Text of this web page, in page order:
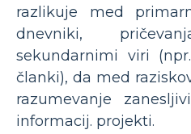
razlikuje med
dnevniki,
sekundarnimi viri
članki), da med
razumevanje
informacij. projekti.